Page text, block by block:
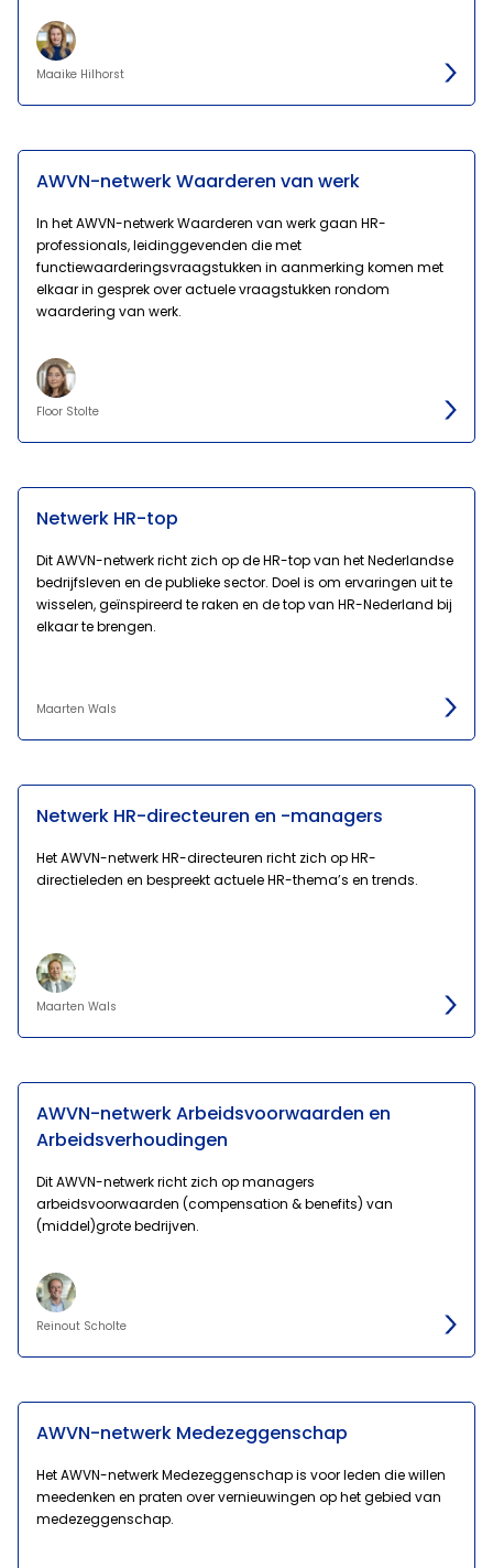
Maaike Hilhorst
AWVN-netwerk Waarderen van werk
In het AWVN-netwerk Waarderen van werk gaan HR-
professionals, leidinggevenden die met
functiewaarderingsvraagstukken in aanmerking komen met
elkaar in gesprek over actuele vraagstukken rondom
waardering van werk.
Floor Stolte
Netwerk HR-top
Dit AWVN-netwerk richt zich op de HR-top van het Nederlandse
bedrijfsleven en de publieke sector. Doel is om ervaringen uit te
wisselen, geïnspireerd te raken en de top van HR-Nederland bij
elkaar te brengen.
Maarten Wals
Netwerk HR-directeuren en -managers
Het AWVN-netwerk HR-directeuren richt zich op HR-
directieleden en bespreekt actuele HR-thema’s en trends.
Maarten Wals
AWVN-netwerk Arbeidsvoorwaarden en
Arbeidsverhoudingen
Dit AWVN-netwerk richt zich op managers
arbeidsvoorwaarden (compensation & benefits) van
(middel)grote bedrijven.
Reinout Scholte
AWVN-netwerk Medezeggenschap
Het AWVN-netwerk Medezeggenschap is voor leden die willen
meedenken en praten over vernieuwingen op het gebied van
medezeggenschap.